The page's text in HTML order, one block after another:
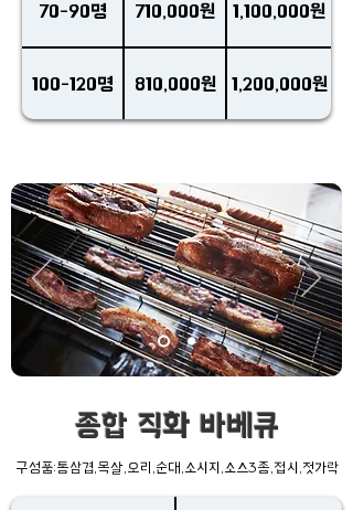
70-90명 710,000원 1,100,000원
100-120명 810,000원 1,200,000원
종합 직화 바베큐
구성품:통삼겹,목살,오리,순대,소시지,소스3종,접시,젓가락